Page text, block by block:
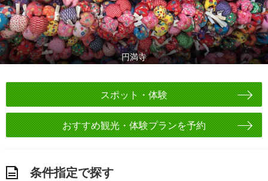
円満寺
スポット・体験
おすすめ観光・体験プランを予約
条件指定で探す